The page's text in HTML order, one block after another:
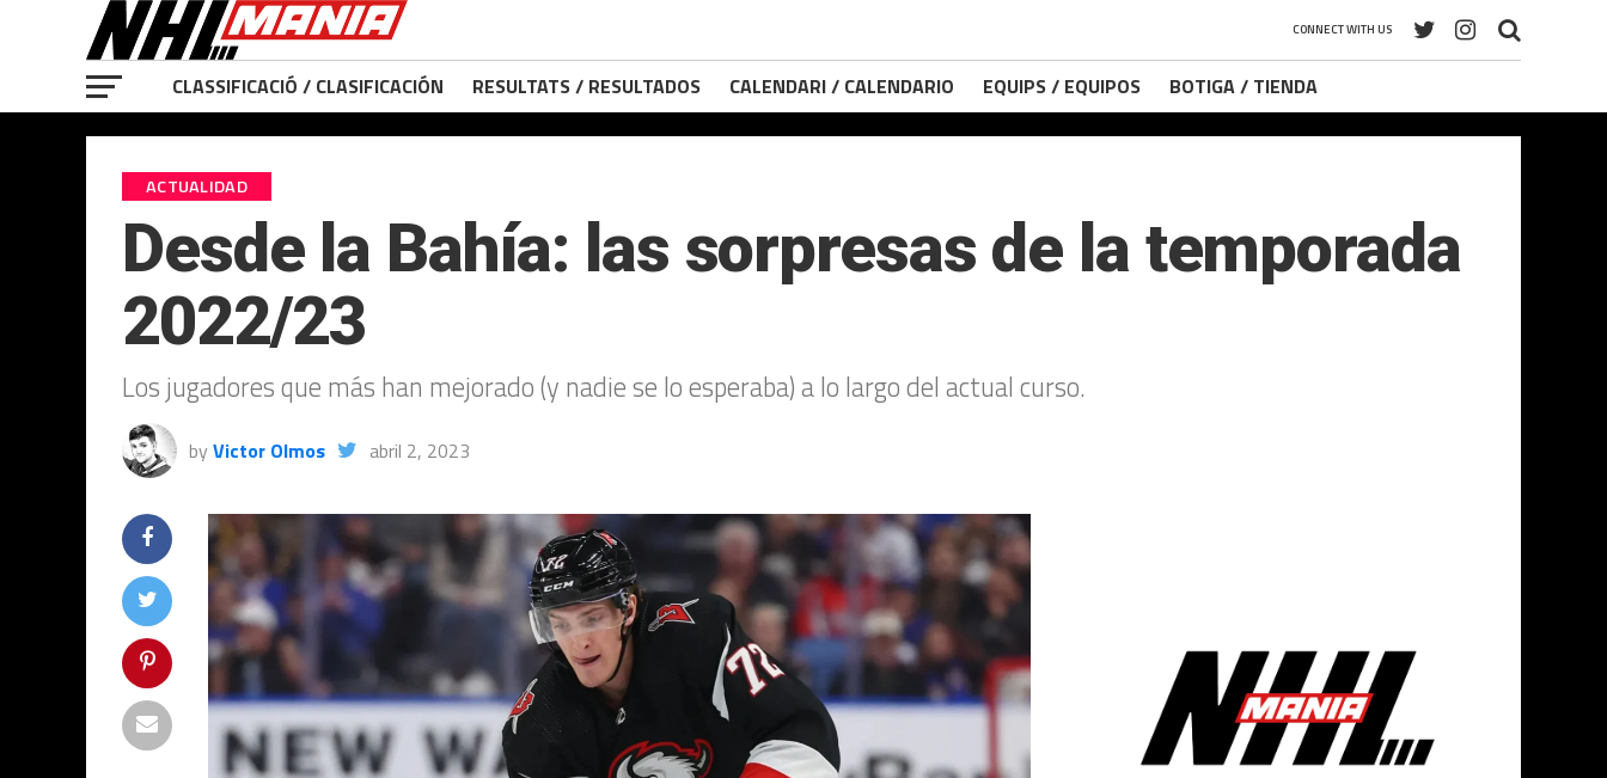
CONNECT WITH US
CLASSIFICACIÓ / CLASIFICACIÓN RESULTATS / RESULTADOS CALENDARI / CALENDARIO EQUIPS / EQUIPOS BOTIGA / TIENDA
ACTUALIDAD
Desde la Bahía: las sorpresas de la temporada
2022/23
Los jugadores que más han mejorado (y nadie se lo esperaba) a lo largo del actual curso.
by Victor Olmos abril 2, 2023